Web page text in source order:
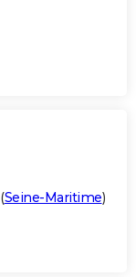
(Seine-Maritime)